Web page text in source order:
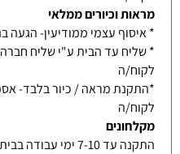
מראות וכיורים ממלאי
* איסוף עצמי ממודיעין- הגעה בתיאום
לקוח/ה
לקוח/ה
מקלחונים
התקנה עד 7-10 ימי עבודה בבית לקוח/ה